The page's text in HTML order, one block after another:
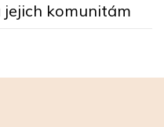
jejich komunitám